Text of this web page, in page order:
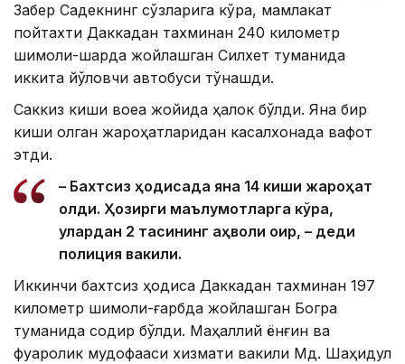
Забер Садекнинг сўзларига кўра, мамлакат
пойтахти Даккадан тахминан 240 километр
шимоли-шарқда жойлашган Силхет туманида
иккита йўловчи автобуси тўқнашди.
Саккиз киши воқеа жойида ҳалок бўлди. Яна бир
киши олган жароҳатларидан касалхонада вафот
этди.
– Бахтсиз ҳодисада яна 14 киши жароҳат
олди. Ҳозирги маълумотларга кўра,
улардан 2 тасининг аҳволи оғир, – деди
полиция вакили.
Иккинчи бахтсиз ҳодиса Даккадан тахминан 197
километр шимоли-ғарбда жойлашган Богра
туманида содир бўлди. Маҳаллий ёнғин ва
фуқаролик мудофааси хизмати вакили Мд. Шаҳидул